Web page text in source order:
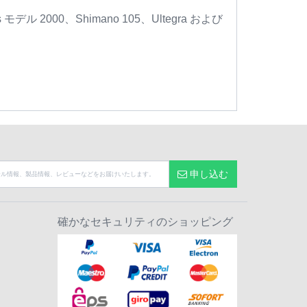
デル 2000、Shimano 105、Ultegra および
申し込む
確かなセキュリティのショッピング